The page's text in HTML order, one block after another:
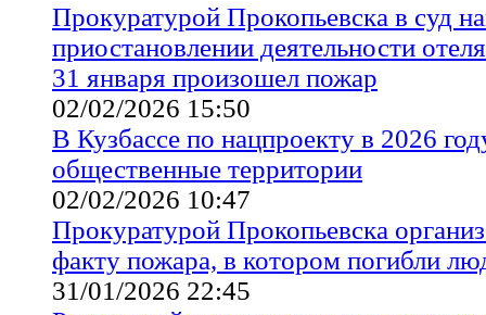
Прокуратурой Прокопьевска в суд
приостановлении деятельности
31 января произошел пожар
02/02/2026 15:50
В Кузбассе по нацпроекту в 2026
общественные территории
02/02/2026 10:47
Прокуратурой Прокопьевска
факту пожара, в котором погибли
31/01/2026 22:45